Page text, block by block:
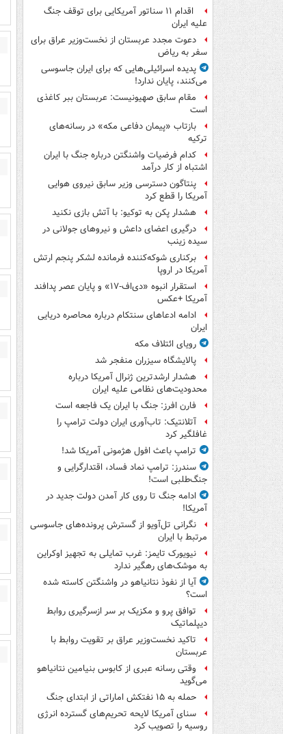
اقدام ۱۱ سناتور آمریکایی برای توقف جنگ
علیه ایران
دعوت مجدد عربستان از نخست‌وزیر عراق برای
سفر به ریاض
پدیده اسرائیلی‌هایی که برای ایران جاسوسی
می‌کنند، پایان ندارد!
مقام سابق صهیونیست: عربستان ببر کاغذی
است
بازتاب «پیمان دفاعی مکه» در رسانه‌های
ترکیه
کدام فرضیات واشنگتن درباره جنگ با ایران
اشتباه از کار درآمد
پنتاگون دسترسی وزیر سابق نیروی هوایی
آمریکا را قطع کرد
هشدار پکن به توکیو: با آتش بازی نکنید
درگیری اعضای داعش و نیروهای جولانی در
سیده زینب
برکناری شوکه‌کننده فرمانده لشکر پنجم ارتش
آمریکا در اروپا
استقرار انبوه «دی‌اف‑۱۷» و پایان عصر پدافند
آمریکا +عکس
ادامه ادعاهای سنتکام درباره محاصره دریایی
ایران
رویای ائتلاف مکه
پالایشگاه سیزران منفجر شد
هشدار ارشدترین ژنرال آمریکا درباره
محدودیت‌های نظامی علیه ایران
فارن افرز: جنگ با ایران یک فاجعه است
آتلانتیک: تاب‌آوری ایران دولت ترامپ را
غافلگیر کرد
ترامپ باعث افول هژمونی آمریکا شد!
سندرز: ترامپ نماد فساد، اقتدارگرایی و
جنگ‌طلبی است!
ادامه جنگ تا روی کار آمدن دولت جدید در
آمریکا!
نگرانی تل‌آویو از گسترش پرونده‌های جاسوسی
مرتبط با ایران
نیویورک تایمز: غرب تمایلی به تجهیز اوکراین
به موشک‌های رهگیر ندارد
آیا از نفوذ نتانیاهو در واشنگتن کاسته شده
است؟
توافق پرو و مکزیک بر سر ازسرگیری روابط
دیپلماتیک
تاکید نخست‌وزیر عراق بر تقویت روابط با
عربستان
وقتی رسانه عبری از کابوس بنیامین نتانیاهو
می‌گوید
حمله به ۱۵ نفتکش‌ اماراتی از ابتدای جنگ
سنای آمریکا لایحه تحریم‌های گسترده انرژی
روسیه را تصویب کرد